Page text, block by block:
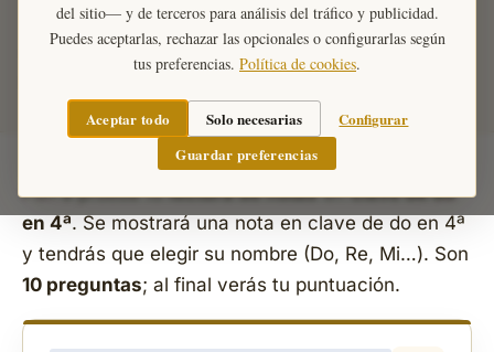
del sitio— y de terceros para análisis del tráfico y publicidad.
Puedes aceptarlas, rechazar las opcionales o configurarlas según
tus preferencias. Política de cookies.
Aceptar todo Solo necesarias
Configurar
Guardar preferencias
¿Qué nota es? — Clave de Do
Pon a prueba tulectura de notasenclave de do
en 4ª. Se mostrará una nota en clave de do en 4ª
y tendrás que elegir su nombre (Do, Re, Mi…). Son
10 preguntas; al final verás tu puntuación.